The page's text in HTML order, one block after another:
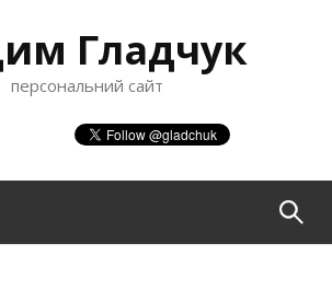
Гладчук
персональний сайт
П